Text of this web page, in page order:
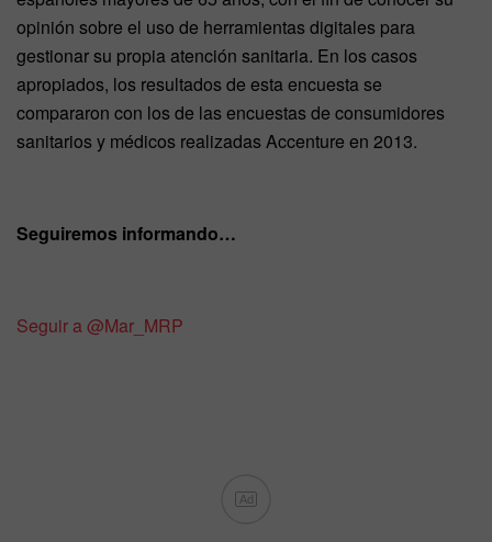
opinión sobre el uso de herramientas digitales para
gestionar su propia atención sanitaria. En los casos
apropiados, los resultados de esta encuesta se
compararon con los de las encuestas de consumidores
sanitarios y médicos realizadas Accenture en 2013.
Seguiremos informando…
Seguir a @Mar_MRP
Ad